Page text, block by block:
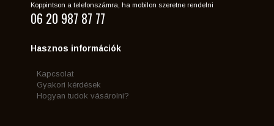
Koppintson a telefonszámra, ha mobilon szeretne rendelni
06 20 987 87 77
Hasznos információk
Kapcsolat
Gyakori kérdések
Hogyan tudok vásárolni?